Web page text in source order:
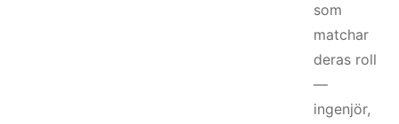
som
matchar
deras roll
—
ingenjör,